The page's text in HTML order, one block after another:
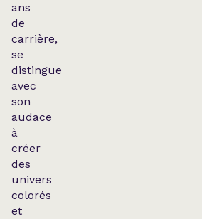
ans
de
carrière,
se
distingue
avec
son
audace
à
créer
des
univers
colorés
et